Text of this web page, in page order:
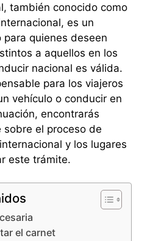
también conocido como
es un
quienes deseen
a aquellos en los
nacional es válida.
para los viajeros
vehículo o conducir en
encontrarás
sobre el proceso de
y los lugares
este trámite.
el carnet